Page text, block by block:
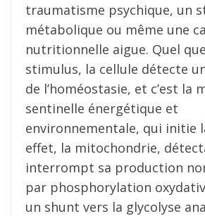
traumatisme psychique, un
métabolique ou même une
nutritionnelle aigue. Quel
stimulus, la cellule détecte
de l’homéostasie, et c’est la
sentinelle énergétique et
environnementale, qui initie
effet, la mitochondrie,
interrompt sa production
par phosphorylation
un shunt vers la glycolyse